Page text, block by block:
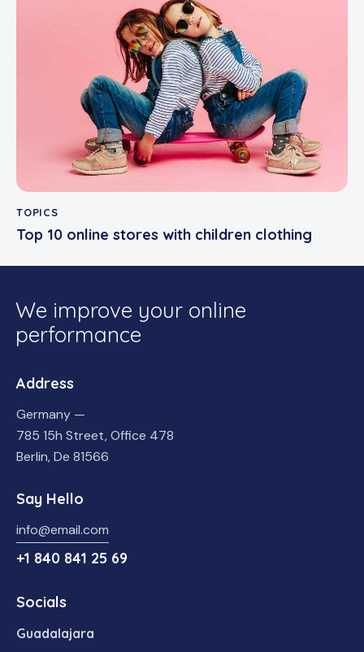
TOPICS
Top 10 online stores with children clothing
We improve your online
performance
Address
Germany —
785 15h Street, Office 478
Berlin, De 81566
Say Hello
info@email.com
+1 840 841 25 69
Socials
Guadalajara